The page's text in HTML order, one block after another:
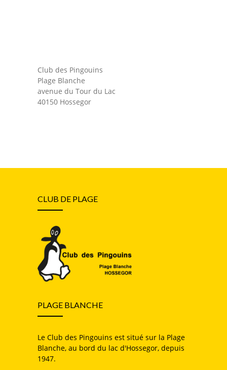
Club des Pingouins
Plage Blanche
avenue du Tour du Lac
40150 Hossegor
CLUB DE PLAGE
PLAGE BLANCHE
Le Club des Pingouins est situé sur la Plage
Blanche, au bord du lac d'Hossegor, depuis
1947.